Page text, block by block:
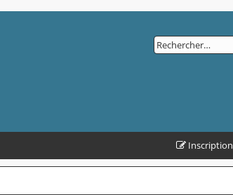
Inscription